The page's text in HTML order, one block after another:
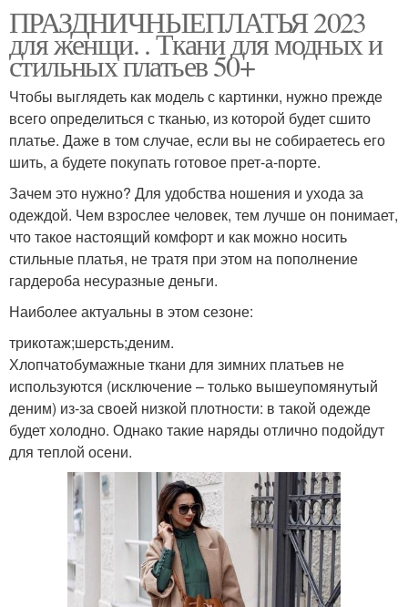
ПРАЗДНИЧНЫЕПЛАТЬЯ 2023
для женщи. . Ткани для модных и
стильных платьев 50+
Чтобы выглядеть как модель с картинки, нужно прежде
всего определиться с тканью, из которой будет сшито
платье. Даже в том случае, если вы не собираетесь его
шить, а будете покупать готовое прет-а-порте.
Зачем это нужно? Для удобства ношения и ухода за
одеждой. Чем взрослее человек, тем лучше он понимает,
что такое настоящий комфорт и как можно носить
стильные платья, не тратя при этом на пополнение
гардероба несуразные деньги.
Наиболее актуальны в этом сезоне:
трикотаж;шерсть;деним.
Хлопчатобумажные ткани для зимних платьев не
используются (исключение – только вышеупомянутый
деним) из-за своей низкой плотности: в такой одежде
будет холодно. Однако такие наряды отлично подойдут
для теплой осени.